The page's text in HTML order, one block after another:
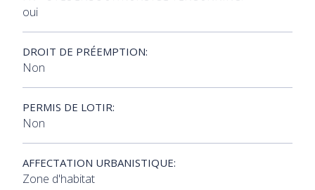
oui
DROIT DE PRÉEMPTION:
Non
PERMIS DE LOTIR:
Non
AFFECTATION URBANISTIQUE:
Zone d'habitat